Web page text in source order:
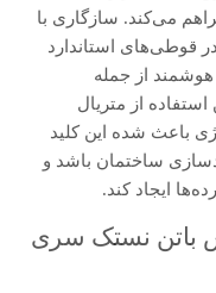
می‌کند. سازگاری با
قوطی‌های استاندارد
از جمله
از متریال
باعث شده این کلید
ساختمان باشد و
ایجاد کند.
باتن نستک سری